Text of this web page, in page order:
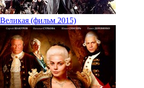
Великая (фильм 2015)